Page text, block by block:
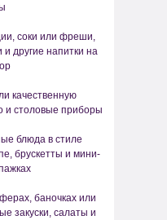
соки или фреши,
другие напитки на
качественную
и столовые приборы
блюда в стиле
брускетты и мини-
баночках или
закуски, салаты и